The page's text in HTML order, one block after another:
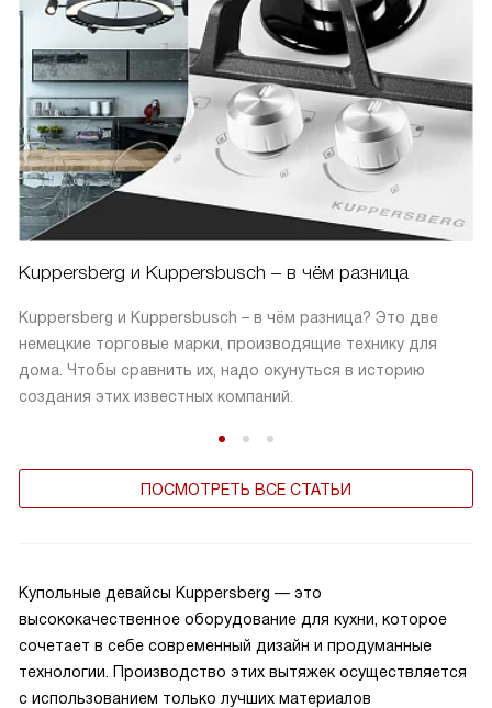
Kuppersberg и Kuppersbusch – в чём разница
Kuppersberg и Kuppersbusch – в чём разница? Это две
немецкие торговые марки, производящие технику для
дома. Чтобы сравнить их, надо окунуться в историю
создания этих известных компаний.
ПОСМОТРЕТЬ ВСЕ СТАТЬИ
Купольные девайсы Kuppersberg — это
высококачественное оборудование для кухни, которое
сочетает в себе современный дизайн и продуманные
технологии. Производство этих вытяжек осуществляется
с использованием только лучших материалов